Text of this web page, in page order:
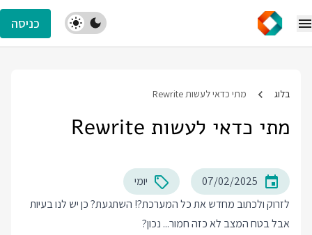
כניסה
בלוג מתי כדאי לעשות Rewrite
מתי כדאי לעשות Rewrite
07/02/2025
יומי
לזרוק ולכתוב מחדש את כל המערכת?! השתגעת? כן יש לנו בעיות
אבל בטח המצב לא כזה חמור... נכון?